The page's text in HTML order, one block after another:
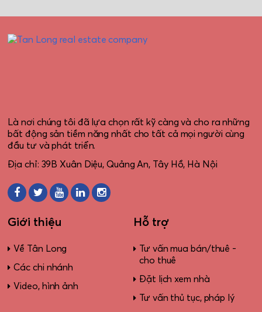
Là nơi chúng tôi đã lựa chọn rất kỹ càng và cho ra những
bất động sản tiềm năng nhất cho tất cả mọi người cùng
đầu tư và phát triển.
Địa chỉ: 39B Xuân Diệu, Quảng An, Tây Hồ, Hà Nội
Giới thiệu
Về Tân Long
Các chi nhánh
Video, hình ảnh
Hỗ trợ
Tư vấn mua bán/thuê -
cho thuê
Đặt lịch xem nhà
Tư vấn thủ tục, pháp lý